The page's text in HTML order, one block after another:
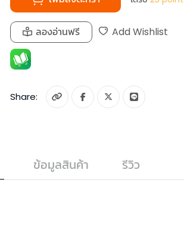
ลองอ่านฟรี Add Wishlist
Share:
ข้อมูลสินค้า รีวิว